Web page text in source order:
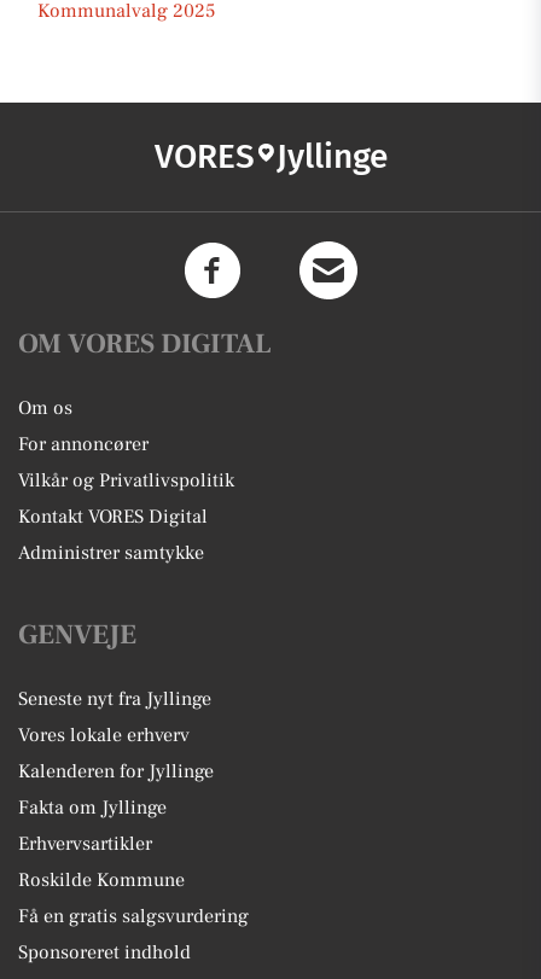
Kommunalvalg 2025
VORES Jyllinge
OM VORES DIGITAL
Om os
For annoncører
Vilkår og Privatlivspolitik
Kontakt VORES Digital
Administrer samtykke
GENVEJE
Seneste nyt fra Jyllinge
Vores lokale erhverv
Kalenderen for Jyllinge
Fakta om Jyllinge
Erhvervsartikler
Roskilde Kommune
Få en gratis salgsvurdering
Sponsoreret indhold